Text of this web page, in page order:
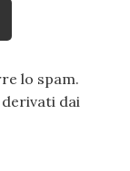
lo spam.
dai